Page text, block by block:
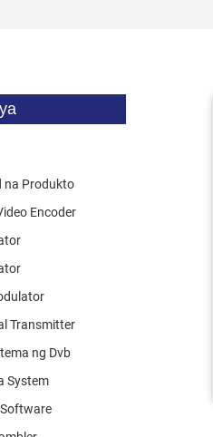
na Produkto
Encoder
Transmitter
ng Dvb
System